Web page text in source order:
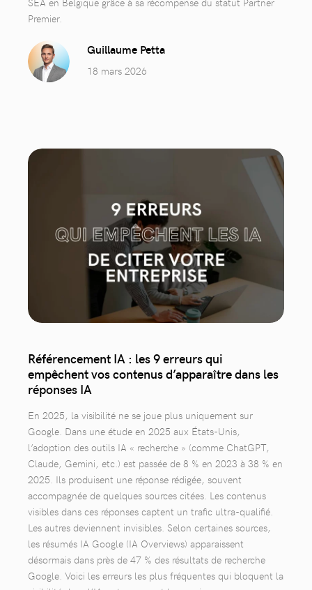
Premier.
Guillaume Petta
18 mars 2026
Référencement IA : les 9 erreurs qui
empêchent vos contenus d’apparaître dans les
réponses IA
En 2025, la visibilité ne se joue plus uniquement sur
Google. Dans une étude en 2025 aux États-Unis,
l’adoption des outils IA « recherche » (comme ChatGPT,
Claude, Gemini, etc.) est passée de 8 % en 2023 à 38 % en
2025. Ils produisent une réponse rédigée, souvent
accompagnée de quelques sources citées. Les contenus
visibles dans ces réponses captent un trafic ultra-qualifié.
Les autres deviennent invisibles. Selon certaines sources,
les résumés IA Google (IA Overviews) apparaissent
désormais dans près de 47 % des résultats de recherche
Google. Voici les erreurs les plus fréquentes qui bloquent la